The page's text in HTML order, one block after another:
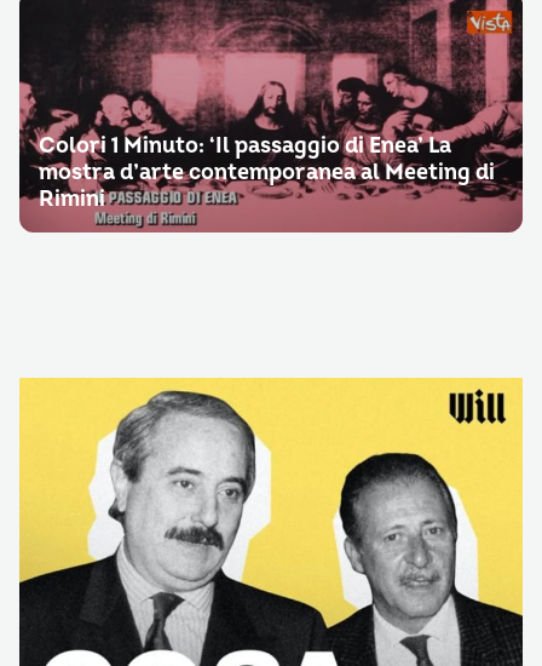
Colori 1 Minuto: ‘Il passaggio di Enea’ La
mostra d’arte contemporanea al Meeting di
Rimini